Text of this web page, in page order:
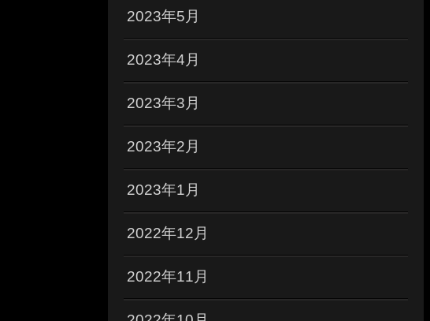
2023年5月
2023年4月
2023年3月
2023年2月
2023年1月
2022年12月
2022年11月